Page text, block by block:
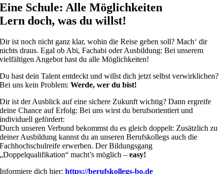
Eine Schule: Alle Möglichkeiten
Lern doch, was du willst!
Dir ist noch nicht ganz klar, wohin die Reise gehen soll? Mach‘ dir
nichts draus. Egal ob Abi, Fachabi oder Ausbildung: Bei unserem
vielfältigen Angebot hast du alle Möglichkeiten!
Du hast dein Talent entdeckt und willst dich jetzt selbst verwirklichen?
Bei uns kein Problem:Werde, wer du bist!
Dir ist der Ausblick auf eine sichere Zukunft wichtig? Dann ergreife
deine Chance auf Erfolg: Bei uns wirst du berufsorientiert und
individuell gefördert:
Durch unseren Verbund bekommst du es gleich doppelt: Zusätzlich zu
deiner Ausbildung kannst du an unseren Berufskollegs auch die
Fachhochschulreife erwerben. Der Bildungsgang
„Doppelqualifikation“ macht’s möglich –easy!
Informiere dich hier:https://berufskollegs-bo.de